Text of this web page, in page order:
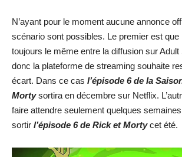
N’ayant pour le moment aucune annonce
scénario sont possibles. Le premier est que
toujours le même entre la diffusion sur
donc la plateforme de streaming souhaite
écart. Dans ce cas l’épisode 6 de la
Mortysortira en décembre sur Netflix.
faire attendre seulement quelques
sortir l’épisode 6 de Rick et Mortycet été.